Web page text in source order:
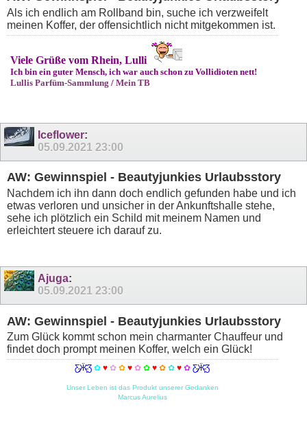
Als ich endlich am Rollband bin, suche ich verzweifelt
meinen Koffer, der offensichtlich nicht mitgekommen ist.
Viele Grüße vom Rhein, Lulli
Ich bin ein guter Mensch, ich war auch schon zu Vollidioten nett!
Lullis Parfüm-Sammlung / Mein TB
Iceflower:
05.09.2021 23:00
AW: Gewinnspiel - Beautyjunkies Urlaubsstory
Nachdem ich ihn dann doch endlich gefunden habe und ich
etwas verloren und unsicher in der Ankunftshalle stehe,
sehe ich plötzlich ein Schild mit meinem Namen und
erleichtert steuere ich darauf zu.
Ajuga:
05.09.2021 23:00
AW: Gewinnspiel - Beautyjunkies Urlaubsstory
Zum Glück kommt schon mein charmanter Chauffeur und
findet doch prompt meinen Koffer, welch ein Glück!
Ƹ̵̡Ӝ̵̨̄Ʒ ✿♥✿ ✿ ♥✿✿♥✿✿♥✿Ƹ̵̡Ӝ̵̨̄Ʒ
Unser Leben ist das Produkt unserer Gedanken
Marcus Aurelius